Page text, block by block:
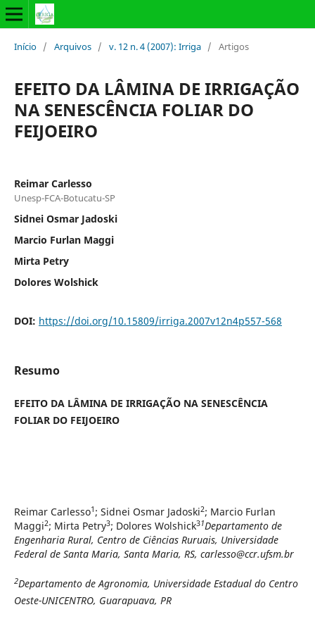
Início / Arquivos / v. 12 n. 4 (2007): Irriga / Artigos
EFEITO DA LÂMINA DE IRRIGAÇÃO
NA SENESCÊNCIA FOLIAR DO
FEIJOEIRO
Reimar Carlesso
Unesp-FCA-Botucatu-SP
Sidnei Osmar Jadoski
Marcio Furlan Maggi
Mirta Petry
Dolores Wolshick
DOI: https://doi.org/10.15809/irriga.2007v12n4p557-568
Resumo
EFEITO DA LÂMINA DE IRRIGAÇÃO NA SENESCÊNCIA
FOLIAR DO FEIJOEIRO
Reimar Carlesso1 ; Sidnei Osmar Jadoski2; Marcio Furlan
Maggi2; Mirta Petry3; Dolores Wolshick31Departamento de
Engenharia Rural, Centro de Ciências Ruruais, Universidade
Federal de Santa Maria, Santa Maria, RS, carlesso@ccr.ufsm.br
2Departamento de Agronomia, Universidade Estadual do Centro
Oeste-UNICENTRO, Guarapuava, PR